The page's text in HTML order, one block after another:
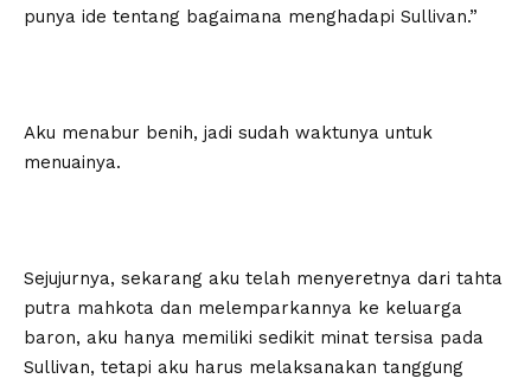
punya ide tentang bagaimana menghadapi Sullivan.”
Aku menabur benih, jadi sudah waktunya untuk
menuainya.
Sejujurnya, sekarang aku telah menyeretnya dari tahta
putra mahkota dan melemparkannya ke keluarga
baron, aku hanya memiliki sedikit minat tersisa pada
Sullivan, tetapi aku harus melaksanakan tanggung